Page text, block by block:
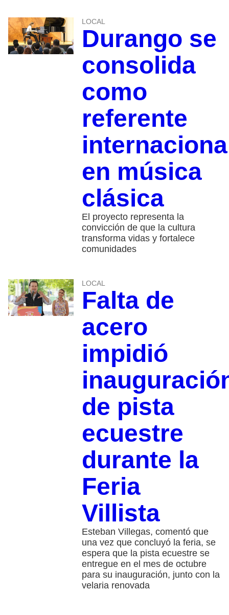
LOCAL
Durango se
consolida
como
referente
en música
clásica
El proyecto representa la
convicción de que la cultura
transforma vidas y fortalece
comunidades
LOCAL
Falta de
acero
impidió
de pista
ecuestre
durante la
Feria
Villista
Esteban Villegas, comentó que
una vez que concluyó la feria, se
espera que la pista ecuestre se
entregue en el mes de octubre
para su inauguración, junto con la
velaria renovada